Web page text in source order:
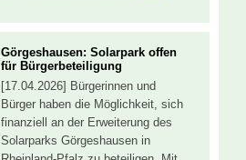
Görgeshausen: Solarpark offen
für Bürgerbeteiligung
[17.04.2026] Bürgerinnen und
Bürger haben die Möglichkeit, sich
finanziell an der Erweiterung des
Solarparks Görgeshausen in